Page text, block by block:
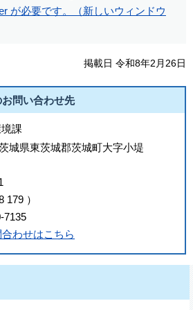
が必要です。（新しいウィンドウ
掲載日 令和8年2月26日
問い合わせ先
課
城県東茨城郡茨城町大字小堤
179 ）
7135
わせはこちら